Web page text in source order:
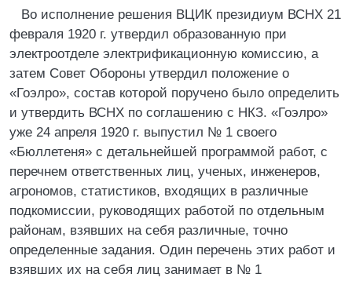
Во исполнение решения ВЦИК президиум ВСНХ 21
февраля 1920 г. утвердил образованную при
электроотделе электрификационную комиссию, а
затем Совет Обороны утвердил положение о
«Гоэлро», состав которой поручено было определить
и утвердить ВСНХ по соглашению с НКЗ. «Гоэлро»
уже 24 апреля 1920 г. выпустил № 1 своего
«Бюллетеня» с детальнейшей программой работ, с
перечнем ответственных лиц, ученых, инженеров,
агрономов, статистиков, входящих в различные
подкомиссии, руководящих работой по отдельным
районам, взявших на себя различные, точно
определенные задания. Один перечень этих работ и
взявших их на себя лиц занимает в № 1